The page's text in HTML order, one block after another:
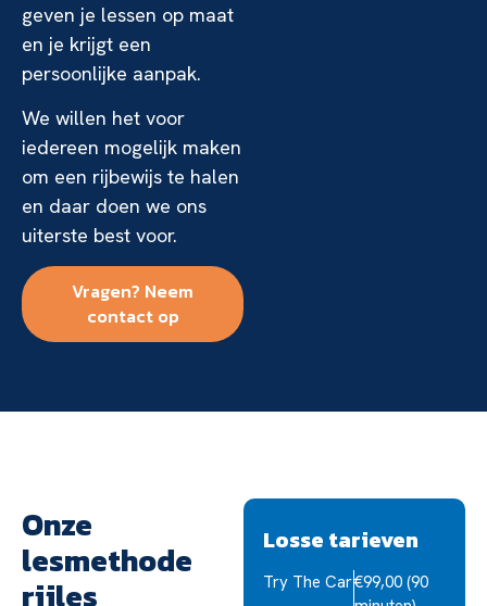
geven je lessen op maat
en je krijgt een
persoonlijke aanpak.
We willen het voor
iedereen mogelijk maken
om een rijbewijs te halen
en daar doen we ons
uiterste best voor.
Vragen? Neem
contact op
Onze
lesmethode
rijles
Losse tarieven
Try The Car€99,00 (90